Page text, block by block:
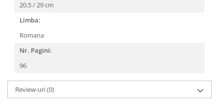
20.5 / 29 cm
Limba:
Romana
Nr. Pagini:
96
Review-uri(0)